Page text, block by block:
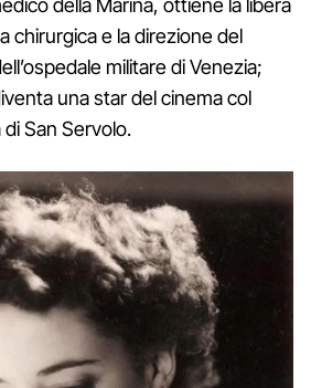
della Marina, ottiene la libera
chirurgica e la direzione del
militare di Venezia;
una star del cinema col
di San Servolo.